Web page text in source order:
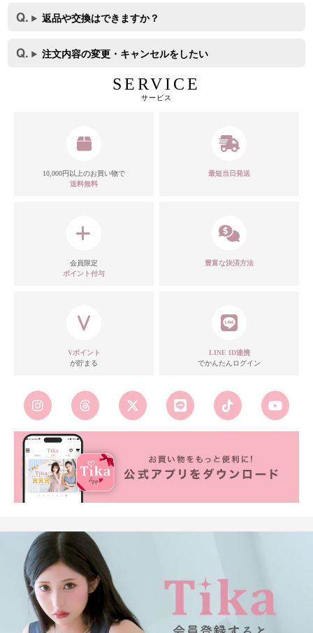
返品や交換はできますか？
注文内容の変更・キャンセルをしたい
SERVICE
サービス
10,000円以上のお買い物で
送料無料
最短当日発送
会員限定
ポイント付与
豊富な決済方法
Vポイント
が貯まる
LINE ID連携
でかんたんログイン